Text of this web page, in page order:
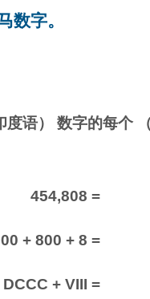
数字。
语） 数字的每个
454,808 =
+ 800 + 8 =
+ VIII =